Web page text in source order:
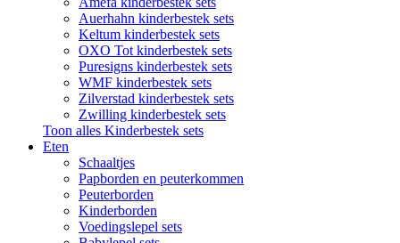
Auerhahn kinderbestek sets
Keltum kinderbestek sets
OXO Tot kinderbestek sets
Puresigns kinderbestek sets
WMF kinderbestek sets
Zilverstad kinderbestek sets
Zwilling kinderbestek sets
Toon alles Kinderbestek sets
Eten
Schaaltjes
Papborden en peuterkommen
Peuterborden
Kinderborden
Voedingslepel sets